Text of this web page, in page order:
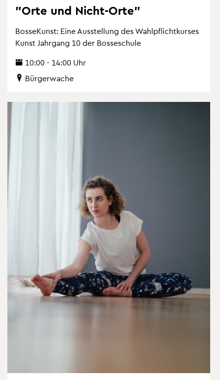
"Orte und Nicht-Orte"
Bos­se­Kunst: Eine Aus­stel­lung des Wahl­pflicht­kur­ses
Kunst Jahr­gang 10 der Bos­se­schu­le
10:00 - 14:00 Uhr
Bür­ger­wa­che